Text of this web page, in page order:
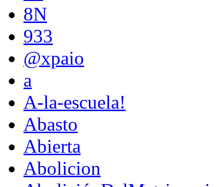
8N
933
@xpaio
a
A-la-escuela!
Abasto
Abierta
Abolicion